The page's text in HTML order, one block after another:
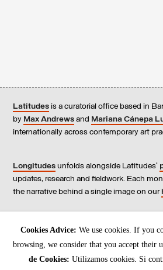
Latitudes is a curatorial office based in
by Max Andrews and Mariana Cánepa
internationally across contemporary art
Longitudes unfolds alongside Latitudes’
updates, research and fieldwork. Each
the narrative behind a single image on our
Contact us, subscribe to our newsletters
All content © Latitudes 2005—2026
Cookies Advice: We use cookies. If you
browsing, we consider that you accept their
de Cookies: Utilizamos cookies. Si